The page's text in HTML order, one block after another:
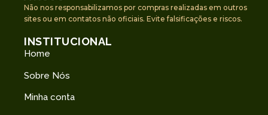
Não nos responsabilizamos por compras realizadas em outros
sites ou em contatos não oficiais. Evite falsificações e riscos.
INSTITUCIONAL
Home
Sobre Nós
Minha conta